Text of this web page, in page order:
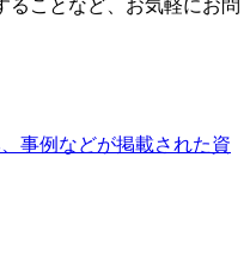
ることなど、お気軽にお問
事例などが掲載された資